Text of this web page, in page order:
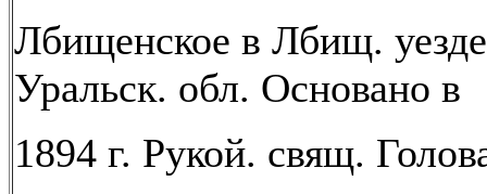
Лбищенское в Лбищ.
Уральск. обл. Основано в
1894 г. Рукой. свящ.